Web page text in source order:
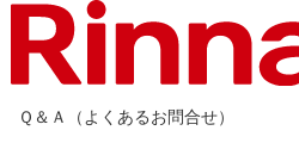
Ｑ＆Ａ（よくあるお問合せ）